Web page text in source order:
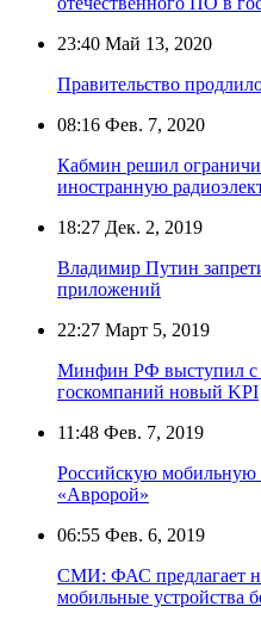
23:40 Май 13, 2020
Правительство
08:16 Фев. 7, 2020
Кабмин решил
иностранную
18:27 Дек. 2, 2019
Владимир Путин
приложений
22:27 Март 5, 2019
Минфин РФ выступил с
госкомпаний новый KPI
11:48 Фев. 7, 2019
Российскую мобильную
«Авророй»
06:55 Фев. 6, 2019
СМИ: ФАС предлагает
мобильные устройства